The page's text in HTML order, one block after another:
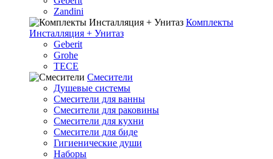
Zandini
Комплекты
Инсталляция + Унитаз
Geberit
Grohe
TECE
Смесители
Душевые системы
Смесители для ванны
Смесители для раковины
Смесители для кухни
Смесители для биде
Гигиенические души
Наборы